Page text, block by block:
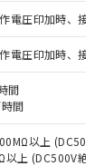
電圧印加時、接
電圧印加時、接
間
間
以上
以上 (DC500V絶縁
扱
、
る
、
の
の
有
て
や
の
の
問
国